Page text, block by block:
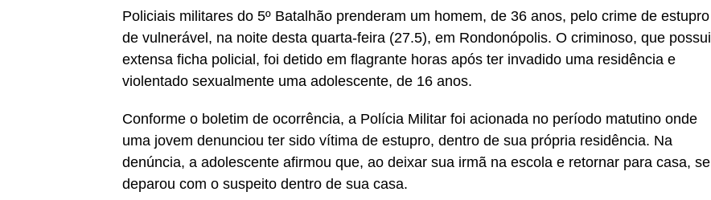
Policiais militares do 5º Batalhão prenderam um homem, de 36 anos, pelo crime de estupro
de vulnerável, na noite desta quarta-feira (27.5), em Rondonópolis. O criminoso, que possui
extensa ficha policial, foi detido em flagrante horas após ter invadido uma residência e
violentado sexualmente uma adolescente, de 16 anos.
Conforme o boletim de ocorrência, a Polícia Militar foi acionada no período matutino onde
uma jovem denunciou ter sido vítima de estupro, dentro de sua própria residência. Na
denúncia, a adolescente afirmou que, ao deixar sua irmã na escola e retornar para casa, se
deparou com o suspeito dentro de sua casa.